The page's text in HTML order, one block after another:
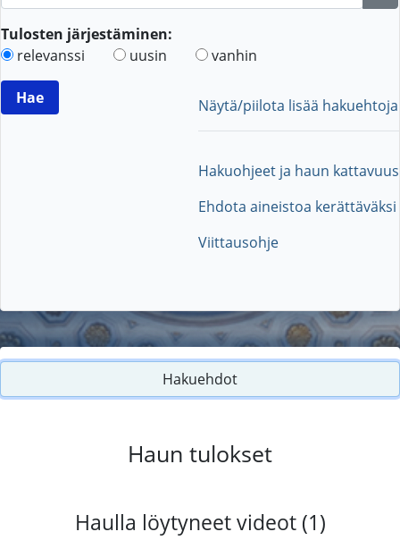
Tulosten järjestäminen:
relevanssi
uusin vanhin
Näytä/piilota lisää hakuehtoja
Hakuohjeet ja haun kattavuus
Ehdota aineistoa kerättäväksi
Viittausohje
Hakuehdot
Haun tulokset
Haulla löytyneet videot (1)